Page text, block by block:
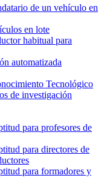
de un vehículo en
en lote
habitual para
automatizada
Tecnológico
de investigación
para profesores de
para directores de
para formadores y